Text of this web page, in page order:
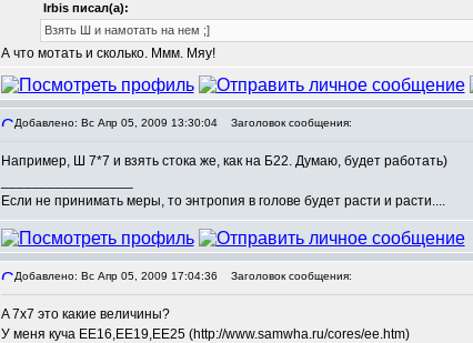
Irbis писал(а):
Взять Ш и намотать на нем ;]
А что мотать и сколько. Ммм. Мяу!
Добавлено: Вс Апр 05, 2009 13:30:04 Заголовок сообщения:
Например, Ш 7*7 и взять стока же, как на Б22. Думаю, будет работать)
Если не принимать меры, то энтропия в голове будет расти и расти....
Добавлено: Вс Апр 05, 2009 17:04:36 Заголовок сообщения:
A 7x7 это какие величины?
У меня куча EE16,EE19,EE25 (http://www.samwha.ru/cores/ee.htm)